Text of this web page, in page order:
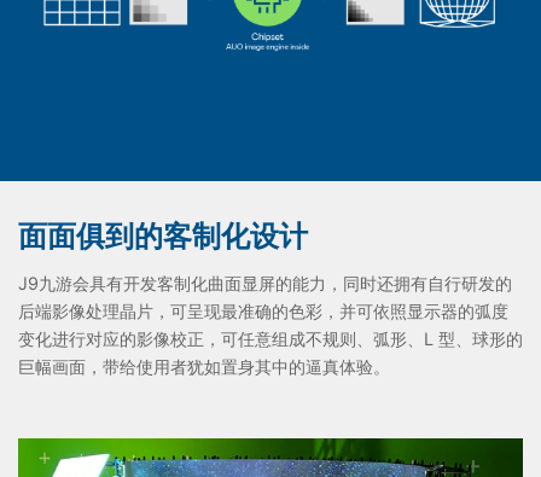
面面俱到的客制化设计
J9九游会具有开发客制化曲面显屏的能力，同时还拥有自行研发的
后端影像处理晶片，可呈现最准确的色彩，并可依照显示器的弧度
变化进行对应的影像校正，可任意组成不规则、弧形、L 型、球形的
巨幅画面，带给使用者犹如置身其中的逼真体验。